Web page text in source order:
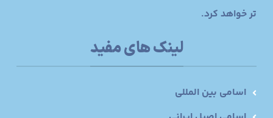
تر خواهد کرد.
لینک های مفید
اسامی بین المللی